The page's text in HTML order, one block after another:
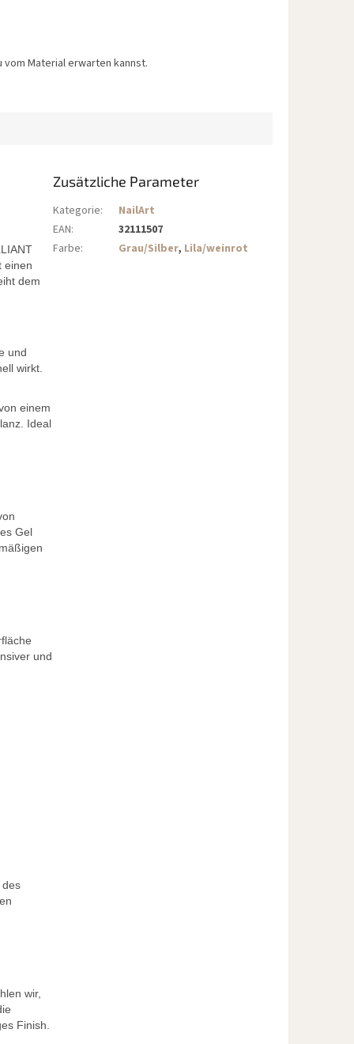
Material erwarten kannst.
einen
dem
und
wirkt.
einem
Ideal
Gel
und
des
wir,
Finish.
Zusätzliche Parameter
Kategorie:
NailArt
EAN:
32111507
Farbe: Grau/Silber, Lila/weinrot